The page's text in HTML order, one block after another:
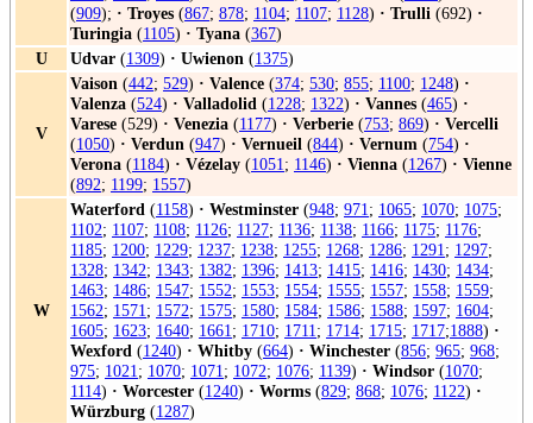
(909); · Troyes (867; 878; 1104; 1107; 1128) · Trulli (692) ·
Turingia (1105) · Tyana (367)
U
Udvar (1309) · Uwienon (1375)
V
Vaison (442; 529) · Valence (374; 530; 855; 1100; 1248) ·
Valenza (524) · Valladolid (1228; 1322) · Vannes (465) ·
Varese (529) · Venezia (1177) · Verberie (753; 869) · Vercelli
(1050) · Verdun (947) · Vernueil (844) · Vernum (754) ·
Verona (1184) · Vézelay (1051; 1146) · Vienna (1267) · Vienne
(892; 1199; 1557)
W
Waterford (1158) · Westminster (948; 971; 1065; 1070; 1075;
1102; 1107; 1108; 1126; 1127; 1136; 1138; 1166; 1175; 1176;
1185; 1200; 1229; 1237; 1238; 1255; 1268; 1286; 1291; 1297;
1328; 1342; 1343; 1382; 1396; 1413; 1415; 1416; 1430; 1434;
1463; 1486; 1547; 1552; 1553; 1554; 1555; 1557; 1558; 1559;
1562; 1571; 1572; 1575; 1580; 1584; 1586; 1588; 1597; 1604;
1605; 1623; 1640; 1661; 1710; 1711; 1714; 1715; 1717;1888) ·
Wexford (1240) · Whitby (664) · Winchester (856; 965; 968;
975; 1021; 1070; 1071; 1072; 1076; 1139) · Windsor (1070;
1114) · Worcester (1240) · Worms (829; 868; 1076; 1122) ·
Würzburg (1287)